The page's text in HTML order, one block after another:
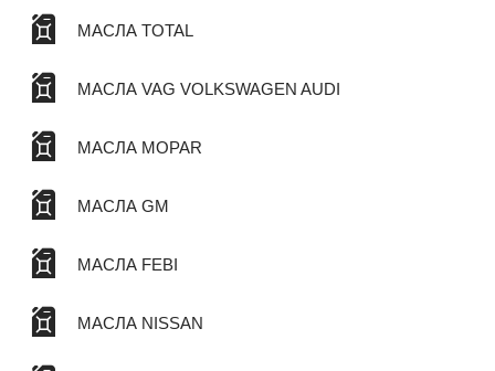
МАСЛА TOTAL
МАСЛА VAG VOLKSWAGEN AUDI
МАСЛА MOPAR
МАСЛА GM
МАСЛА FEBI
МАСЛА NISSAN